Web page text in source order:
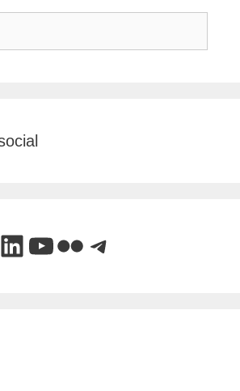
LinkedIn
YouTube
FlickrTelegram